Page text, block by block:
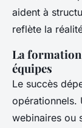
aident à
reflète la
La formation
équipes
Le succès
opérationnels.
webinaires ou